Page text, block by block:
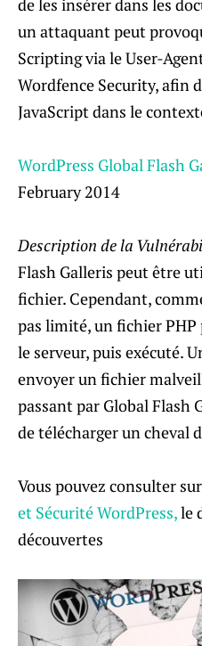
de les insérer dans les
un attaquant peut
Scripting via le User-
Wordfence Security, afin
JavaScript dans le
WordPress Global Flash
February 2014
Description de la
Flash Galleris peut être
fichier. Cependant,
pas limité, un fichier
le serveur, puis exécuté. U
envoyer un fichier
passant par Global Flash
de télécharger un cheval
Vous pouvez consulter
et Sécurité WordPress,le
découvertes